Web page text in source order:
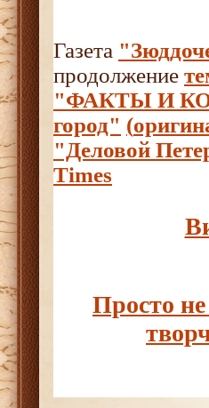
Газета
продолжение
"ФАКТЫ И
город" (
"Деловой
Times
Просто